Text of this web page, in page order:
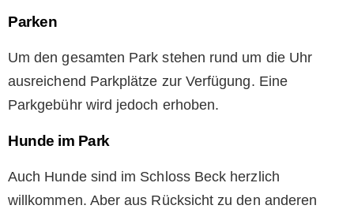
Parken
Um den gesamten Park stehen rund um die Uhr
ausreichend Parkplätze zur Verfügung. Eine
Parkgebühr wird jedoch erhoben.
Hunde im Park
Auch Hunde sind im Schloss Beck herzlich
willkommen. Aber aus Rücksicht zu den anderen